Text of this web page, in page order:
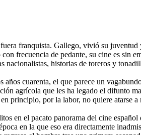
franquista. Gallego, vivió su
frecuencia de pedante, su cine es sin
historias de toreros y
años cuarenta, el que parece un
agrícola que les ha legado el difunto
principio, por la labor, no quiere atarse
en el pacato panorama del cine
en la que eso era directamente